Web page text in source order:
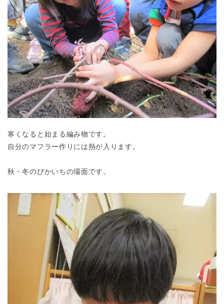
寒くなると始まる編み物です。
自分のマフラー作りには熱が入ります。
秋・冬のぴかいちの場面です。